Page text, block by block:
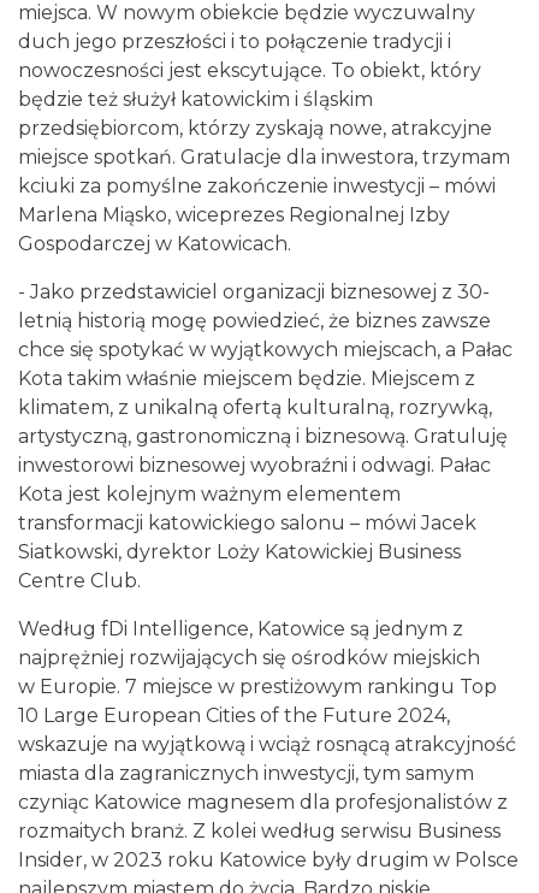
miejsca. W nowym obiekcie będzie wyczuwalny
duch jego przeszłości i to połączenie tradycji i
nowoczesności jest ekscytujące. To obiekt, który
będzie też służył katowickim i śląskim
przedsiębiorcom, którzy zyskają nowe, atrakcyjne
miejsce spotkań. Gratulacje dla inwestora, trzymam
kciuki za pomyślne zakończenie inwestycji – mówi
Marlena Miąsko, wiceprezes Regionalnej Izby
Gospodarczej w Katowicach.
- Jako przedstawiciel organizacji biznesowej z 30-
letnią historią mogę powiedzieć, że biznes zawsze
chce się spotykać w wyjątkowych miejscach, a Pałac
Kota takim właśnie miejscem będzie. Miejscem z
klimatem, z unikalną ofertą kulturalną, rozrywką,
artystyczną, gastronomiczną i biznesową. Gratuluję
inwestorowi biznesowej wyobraźni i odwagi. Pałac
Kota jest kolejnym ważnym elementem
transformacji katowickiego salonu – mówi Jacek
Siatkowski, dyrektor Loży Katowickiej Business
Centre Club.
Według fDi Intelligence, Katowice są jednym z
najprężniej rozwijających się ośrodków miejskich
w Europie. 7 miejsce w prestiżowym rankingu Top
10 Large European Cities of the Future 2024,
wskazuje na wyjątkową i wciąż rosnącą atrakcyjność
miasta dla zagranicznych inwestycji, tym samym
czyniąc Katowice magnesem dla profesjonalistów z
rozmaitych branż. Z kolei według serwisu Business
Insider, w 2023 roku Katowice były drugim w Polsce